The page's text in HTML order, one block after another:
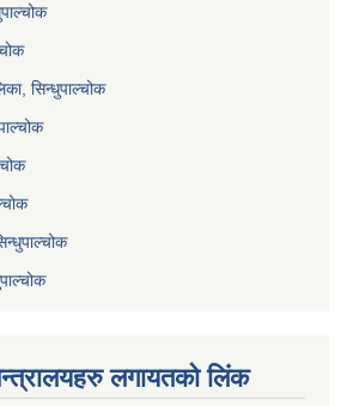
सिन्धुपाल्चोक
लगायतको लिंक